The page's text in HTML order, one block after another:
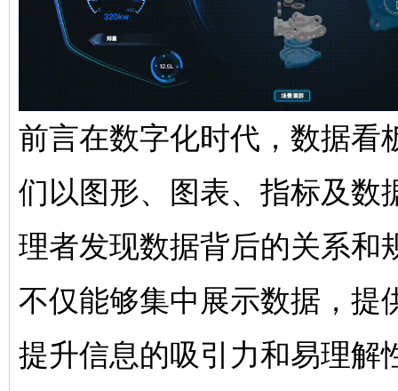
前言在数字化时代，数据看
们以图形、图表、指标及数
理者发现数据背后的关系和
不仅能够集中展示数据，提
提升信息的吸引力和易理解